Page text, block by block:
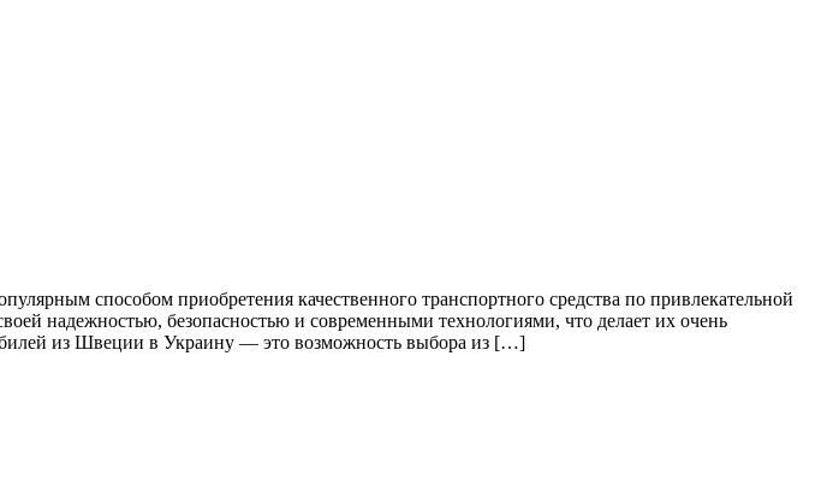
способом приобретения качественного транспортного средства по привлекательной
надежностью, безопасностью и современными технологиями, что делает их очень
из Швеции в Украину — это возможность выбора из […]